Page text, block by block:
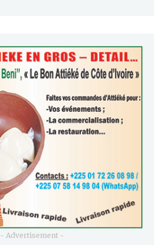
- Advertisement -